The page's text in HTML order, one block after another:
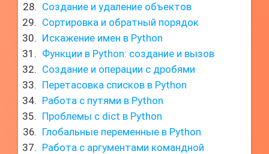
Создание и удаление объектов
Сортировка и обратный порядок
Искажение имен в Python
Функции в Python: создание и вызов
Создание и операции с дробями
Перетасовка списков в Python
Работа с путями в Python
Проблемы с dict в Python
Глобальные переменные в Python
Работа с аргументами командной